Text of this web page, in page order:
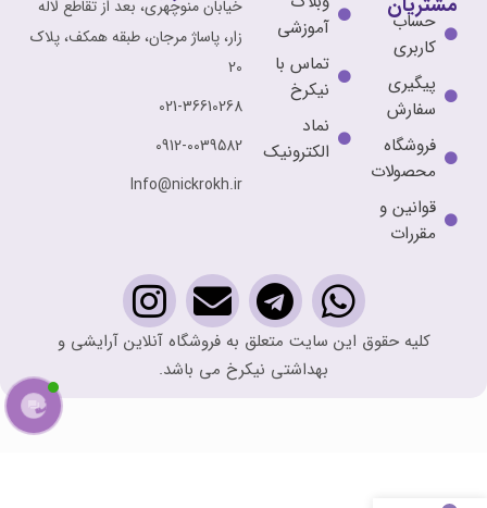
حساب
کاربری
پیگیری
سفارش
فروشگاه
محصولات
قوانین و
مقررات
آموزشی
تماس با
نیکرخ
نماد
الکترونیک
خیابان منوچهری، بعد از تقاطع لاله
زار، پاساژ مرجان، طبقه همکف، پلاک
20
021-36610268
0912-0039582
Info@nickrokh.ir
کلیه حقوق این سایت متعلق به فروشگاه آنلاین آرایشی و
بهداشتی نیکرخ می باشد.